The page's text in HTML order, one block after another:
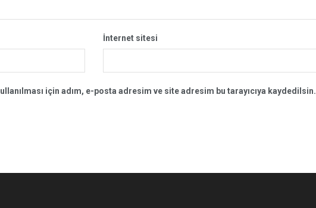
İnternet sitesi
için adım, e-posta adresim ve site adresim bu tarayıcıya kaydedilsin.